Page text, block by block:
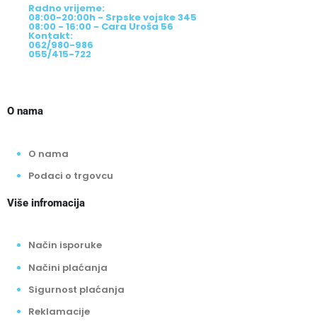
Radno vrijeme:
08:00-20:00h - Srpske vojske 345
08:00 - 16:00 - Cara Uroša 56
Kontakt:
062/980-986
055/415-722
O nama
O nama
Podaci o trgovcu
Više infromacija
Način isporuke
Načini plaćanja
Sigurnost plaćanja
Reklamacije